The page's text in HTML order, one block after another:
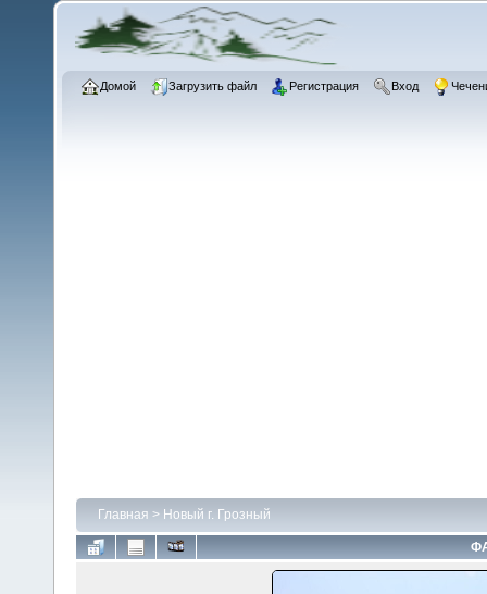
Домой Загрузить файл Регистрация Вход
Главная > Новый г. Грозный